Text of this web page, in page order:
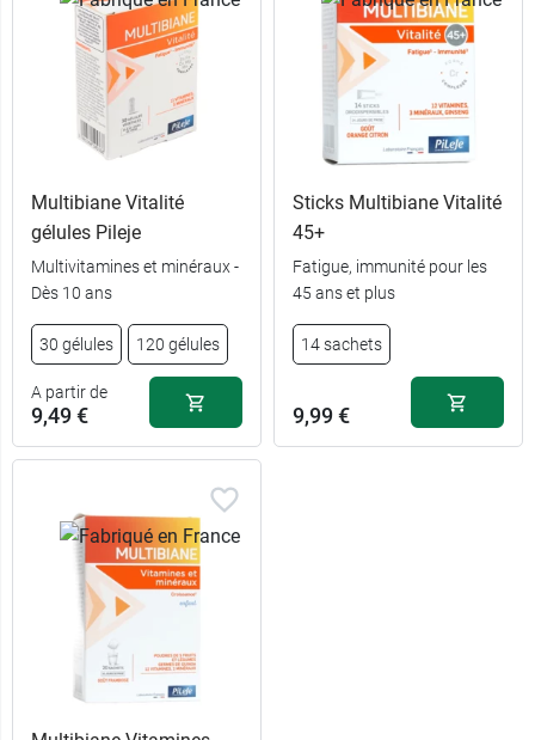
120 gélules 17,99 €
Multibiane Vitalité
gélules Pileje
Multivitamines et minéraux -
Dès 10 ans
30 gélules 120 gélules
A partir de
9,49 €
Sticks Multibiane Vitalité
45+
Fatigue, immunité pour les
45 ans et plus
14 sachets
9,99 €